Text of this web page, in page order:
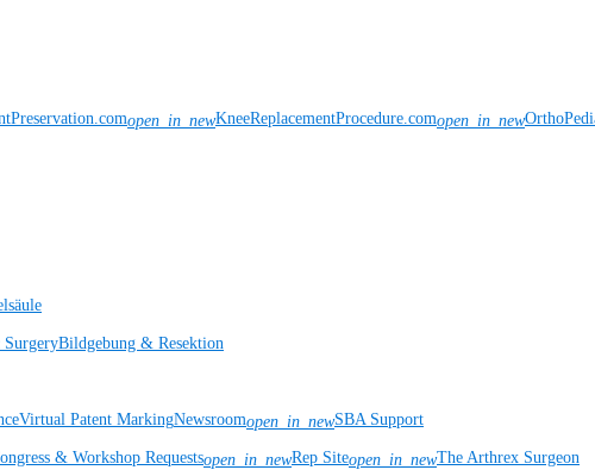
open_in_newKneeReplacementProcedure.comopen_in_new
SurgeryBildgebung & Resektion
Virtual Patent MarkingNewsroomopen_in_newSBA Support
& Workshop Requestsopen_in_newRep Siteopen_in_newThe Arthrex Surgeon